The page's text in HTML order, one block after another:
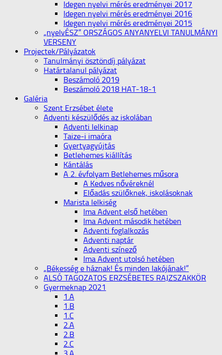
Idegen nyelvi mérés eredményei 2017
Idegen nyelvi mérés eredményei 2016
Idegen nyelvi mérés eredményei 2015
„nyelvÉSZ” ORSZÁGOS ANYANYELVI TANULMÁNYI
VERSENY
Projectek/Pályázatok
Tanulmányi ösztöndíj pályázat
Határtalanul pályázat
Beszámoló 2019
Beszámoló 2018 HAT-18-1
Galéria
Szent Erzsébet élete
Adventi készülődés az iskolában
Adventi lelkinap
Taize-i imaóra
Gyertyagyújtás
Betlehemes kiállítás
Kántálás
A 2. évfolyam Betlehemes műsora
A Kedves nővéreknél
Előadás szülőknek, iskolásoknak
Marista lelkiség
Ima Advent első hetében
Ima Advent második hetében
Adventi foglalkozás
Adventi naptár
Adventi színező
Ima Advent utolsó hetében
„Békesség e háznak! És minden lakójának!”
ALSÓ TAGOZATOS ERZSÉBETES RAJZSZAKKÖR
Gyermeknap 2021
1.A
1.B
1.C
2.A
2.B
2.C